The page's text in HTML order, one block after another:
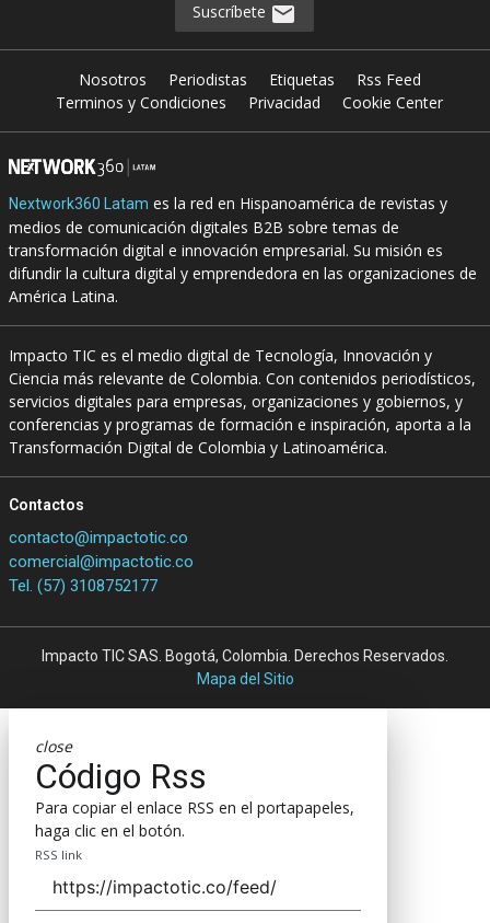
Suscríbete
Nosotros Periodistas Etiquetas
Rss Feed
Terminos y Condiciones
Privacidad Cookie Center
Nextwork360 Latam es la red en Hispanoamérica de revistas y
medios de comunicación digitales B2B sobre temas de
transformación digital e innovación empresarial. Su misión es
difundir la cultura digital y emprendedora en las organizaciones de
América Latina.
Impacto TIC es el medio digital de Tecnología, Innovación y
Ciencia más relevante de Colombia. Con contenidos periodísticos,
servicios digitales para empresas, organizaciones y gobiernos, y
conferencias y programas de formación e inspiración, aporta a la
Transformación Digital de Colombia y Latinoamérica.
Contactos
contacto@impactotic.co
comercial@impactotic.co
Tel. (57) 3108752177
Impacto TIC SAS. Bogotá, Colombia. Derechos Reservados.
Mapa del Sitio
close
Código Rss
Para copiar el enlace RSS en el portapapeles,
haga clic en el botón.
RSS link